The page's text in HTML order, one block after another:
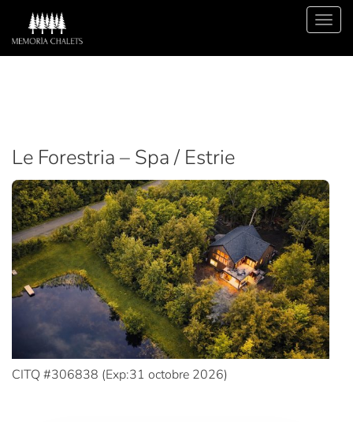
Le Forestria – Spa / Estrie
CITQ #306838 (Exp:31 octobre 2026)